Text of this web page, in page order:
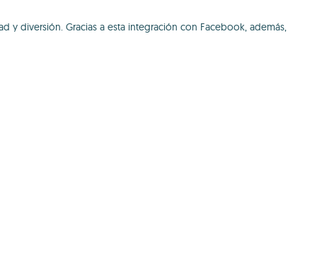
y diversión. Gracias a esta integración con Facebook, además,